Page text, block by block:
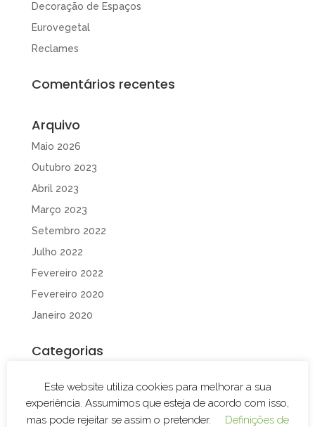
Decoração de Espaços
Eurovegetal
Reclames
Comentários recentes
Arquivo
Maio 2026
Outubro 2023
Abril 2023
Março 2023
Setembro 2022
Julho 2022
Fevereiro 2022
Fevereiro 2020
Janeiro 2020
Categorias
Decoração de Espaços
Decoração de Viaturas
Este website utiliza cookies para melhorar a sua
experiência. Assumimos que esteja de acordo com isso,
mas pode rejeitar se assim o pretender.
Definições de